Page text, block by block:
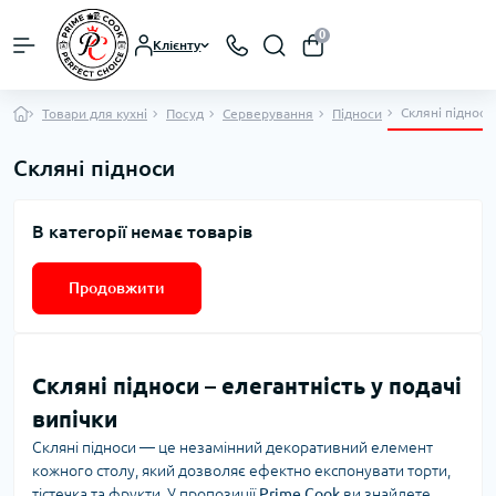
Клієнту
0
Товари для кухні Посуд Серверування Підноси Скляні підноси
Скляні підноси
В категорії немає товарів
Продовжити
Скляні підноси – елегантність у подачі
випічки
Скляні підноси — це незамінний декоративний елемент
кожного столу, який дозволяє ефектно експонувати торти,